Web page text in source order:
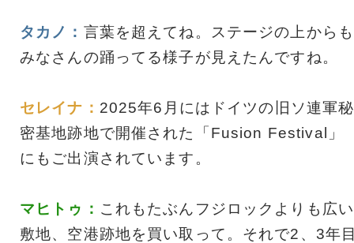
タカノ： 言葉を超えてね。ステージの上からも
みなさんの踊ってる様子が見えたんですね。
セレイナ： 2025年6月にはドイツの旧ソ連軍秘
密基地跡地で開催された「Fusion Festival」
にもご出演されています。
マヒトゥ： これもたぶんフジロックよりも広い
敷地、空港跡地を買い取って。それで2、3年